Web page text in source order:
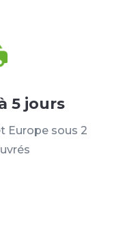
5 jours
Europe sous 2